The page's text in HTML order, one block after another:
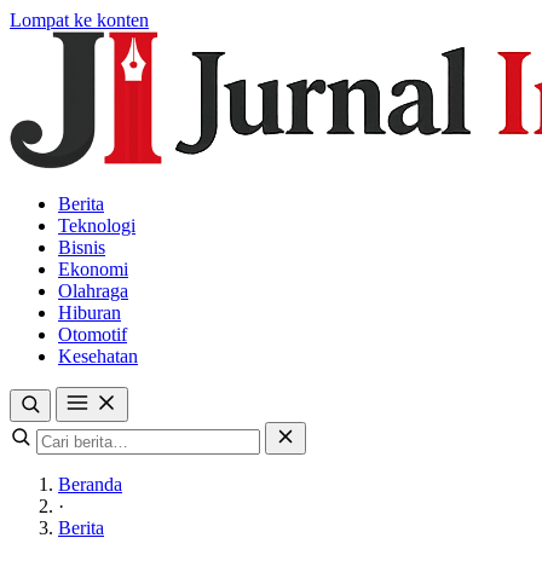
Lompat ke konten
Berita
Teknologi
Bisnis
Ekonomi
Olahraga
Hiburan
Otomotif
Kesehatan
Beranda
·
Berita